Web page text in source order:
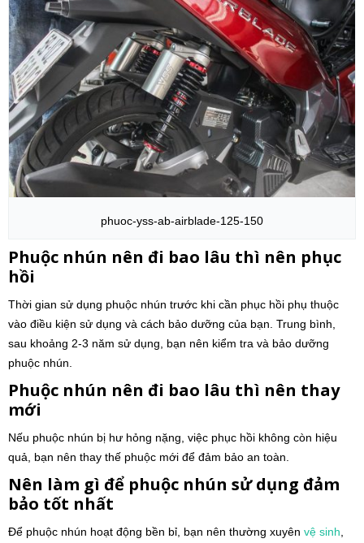
phuoc-yss-ab-airblade-125-150
Phuộc nhún nên đi bao lâu thì nên phục
hồi
Thời gian sử dụng phuộc nhún trước khi cần phục hồi phụ thuộc
vào điều kiện sử dụng và cách bảo dưỡng của bạn. Trung bình,
sau khoảng 2-3 năm sử dụng, bạn nên kiểm tra và bảo dưỡng
phuộc nhún.
Phuộc nhún nên đi bao lâu thì nên thay
mới
Nếu phuộc nhún bị hư hỏng nặng, việc phục hồi không còn hiệu
quả, bạn nên thay thế phuộc mới để đảm bảo an toàn.
Nên làm gì để phuộc nhún sử dụng đảm
bảo tốt nhất
Để phuộc nhún hoạt động bền bỉ, bạn nên thường xuyên vệ sinh